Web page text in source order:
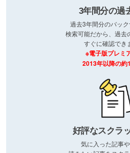
3年間分の過
過去3年間分のバッ
検索可能だから、過去
すぐに確認でき
※電子版プレミ
2013年以降の約
好評なスクラ
気に入った記事